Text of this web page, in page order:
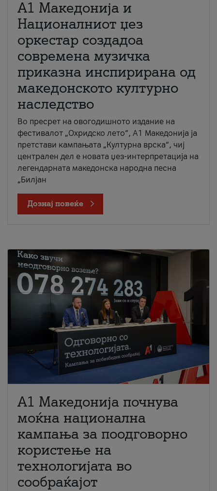
А1 Македонија и
Националниот џез
оркестар создадоа
современа музичка
приказна инспирирана од
македонското културно
наследство
Во пресрет на овогодишното издание на
фестивалот „Охридско лето“, А1 Македонија ја
претстави кампањата „Културна врска“, чиј
централен дел е новата џез-интерпретација на
легендарната македонска народна песна
„Билјан
Дознај повеќе
A1 Македонија почнува
моќна национална
кампања за поодговорно
користење на
технологијата во
сообраќајот